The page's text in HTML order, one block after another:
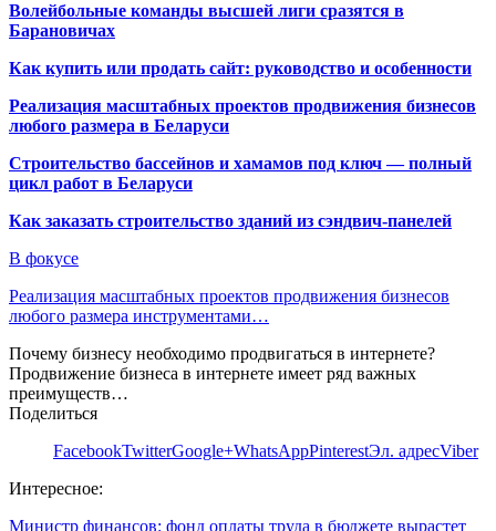
Волейбольные команды высшей лиги сразятся в
Барановичах
Как купить или продать сайт: руководство и особенности
Реализация масштабных проектов продвижения бизнесов
любого размера в Беларуси
Строительство бассейнов и хамамов под ключ — полный
цикл работ в Беларуси
Как заказать строительство зданий из сэндвич-панелей
В фокусе
Реализация масштабных проектов продвижения бизнесов
любого размера инструментами…
Почему бизнесу необходимо продвигаться в интернете?
Продвижение бизнеса в интернете имеет ряд важных
преимуществ…
Поделиться
FacebookTwitterGoogle+WhatsAppPinterestЭл. адресViber
Интересное:
Министр финансов: фонд оплаты труда в бюджете вырастет